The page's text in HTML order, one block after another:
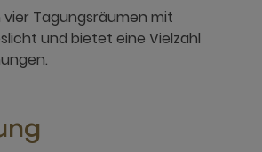
Tagungsräumen mit
und bietet eine Vielzahl